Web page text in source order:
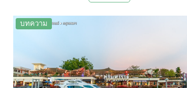
บริเวณมีร้านค้าและร้านอาหารมากมาย และยังมี
ถ่ายรูปกับรถโบราณ อะไหล่รถคลาสสิก โกดังเก่า
บทความ